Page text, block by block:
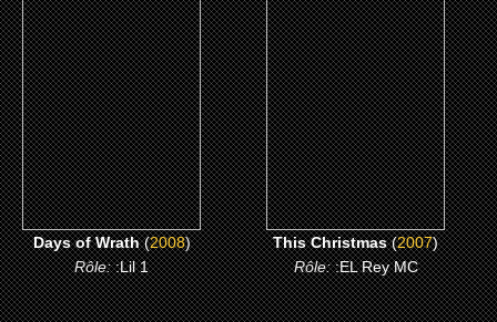
Days of Wrath
CLICK ME
Days of Wrath(2008)
Rôle::Lil 1
This Christmas
CLICK ME
This Christmas(2007)
Rôle::EL Rey MC